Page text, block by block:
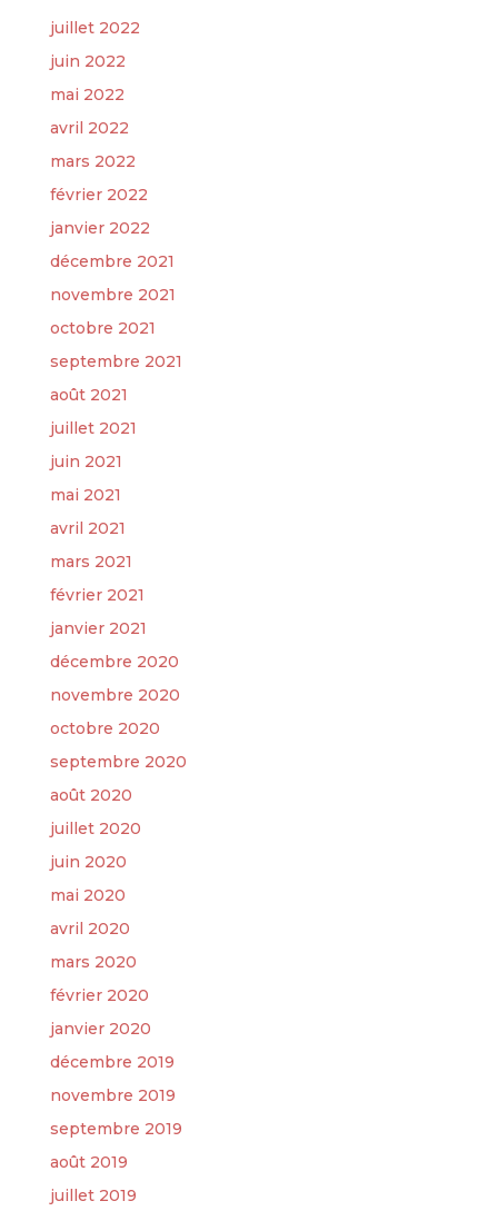
juillet 2022
juin 2022
mai 2022
avril 2022
mars 2022
février 2022
janvier 2022
décembre 2021
novembre 2021
octobre 2021
septembre 2021
août 2021
juillet 2021
juin 2021
mai 2021
avril 2021
mars 2021
février 2021
janvier 2021
décembre 2020
novembre 2020
octobre 2020
septembre 2020
août 2020
juillet 2020
juin 2020
mai 2020
avril 2020
mars 2020
février 2020
janvier 2020
décembre 2019
novembre 2019
septembre 2019
août 2019
juillet 2019